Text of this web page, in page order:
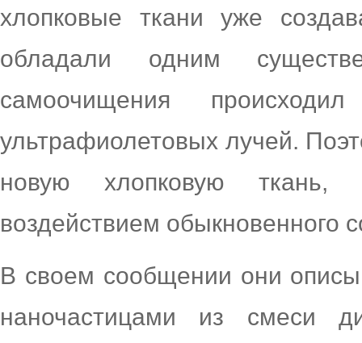
хлопковые ткани уже
обладали одним
самоочищения
ультрафиолетовых лучей.
новую хлопковую
воздействием обыкновенного
В своем сообщении они
наночастицами из смеси